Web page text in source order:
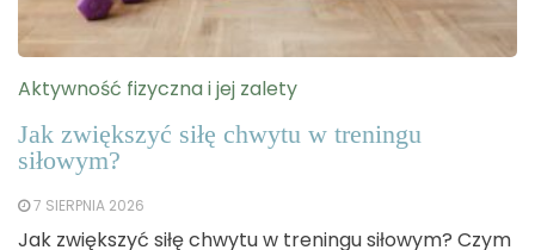
Aktywność fizyczna i jej zalety
Jak zwiększyć siłę chwytu w treningu
siłowym?
7 SIERPNIA 2026
Jak zwiększyć siłę chwytu w treningu siłowym? Czym